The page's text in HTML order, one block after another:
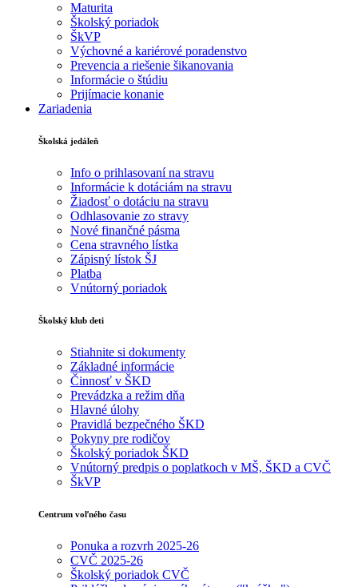
Maturita
Školský poriadok
ŠkVP
Výchovné a kariérové poradenstvo
Prevencia a riešenie šikanovania
Informácie o štúdiu
Prijímacie konanie
Zariadenia
Školská jedáleň
Info o prihlasovaní na stravu
Informácie k dotáciám na stravu
Žiadosť o dotáciu na stravu
Odhlasovanie zo stravy
Nové finančné pásma
Cena stravného lístka
Zápisný lístok ŠJ
Platba
Vnútorný poriadok
Školský klub deti
Stiahnite si dokumenty
Základné informácie
Činnosť v ŠKD
Prevádzka a režim dňa
Hlavné úlohy
Pravidlá bezpečného ŠKD
Pokyny pre rodičov
Školský poriadok ŠKD
Vnútorný predpis o poplatkoch v MŠ, ŠKD a CVČ
ŠkVP
Centrum voľného času
Ponuka a rozvrh 2025-26
CVČ 2025-26
Školský poriadok CVČ